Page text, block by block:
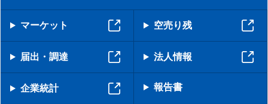
マーケット 空売り残
届出・調達 法人情報
企業統計 報告書